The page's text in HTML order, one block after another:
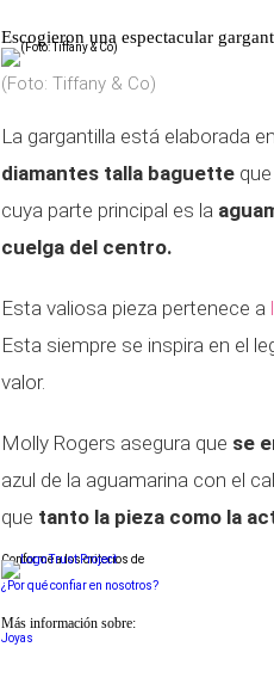
Escogieron una espectacular
(Foto: Tiffany & Co)
La gargantilla está elaborada
diamantes talla baguette
cuya parte principal es la
cuelga del centro.
Esta valiosa pieza pertenece a
Esta siempre se inspira en el
valor.
Molly Rogers asegura que se
azul de la aguamarina con el
que tanto la pieza como la
Conforme a los criterios de
¿Por qué confiar en nosotros?
Más información sobre:
Joyas